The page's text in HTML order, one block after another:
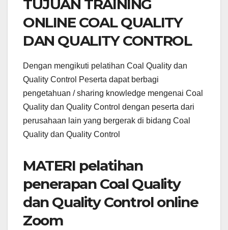
TUJUAN TRAINING
ONLINE COAL QUALITY
DAN QUALITY CONTROL
Dengan mengikuti pelatihan Coal Quality dan
Quality Control Peserta dapat berbagi
pengetahuan / sharing knowledge mengenai Coal
Quality dan Quality Control dengan peserta dari
perusahaan lain yang bergerak di bidang Coal
Quality dan Quality Control
MATERI pelatihan
penerapan Coal Quality
dan Quality Control online
Zoom